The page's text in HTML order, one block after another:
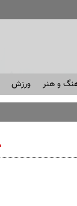
و هنر ورزش